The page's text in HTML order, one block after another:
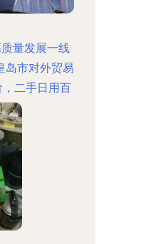
量发展一线
岛市对外贸易
二手日用百